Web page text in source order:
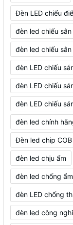
Đèn LED chiếu
đèn led chiếu
đèn led chiếu
đèn LED chiếu
đèn LED chiếu
đèn LED chiếu
đèn led chính
Đèn led chip COB
đèn led chịu ẩm
đèn led chống
đèn LED chống
đèn led công